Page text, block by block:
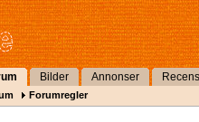
Bilder Annonser
Forumregler